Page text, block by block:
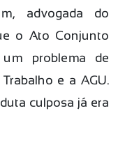
advogada do
o Ato Conjunto
problema de
e a AGU.
culposa já era